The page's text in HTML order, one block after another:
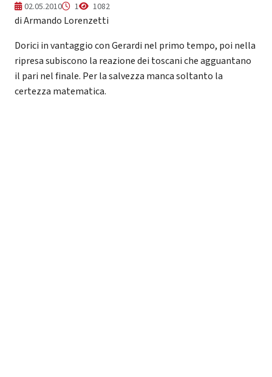
02.05.2010 1 1082
di Armando Lorenzetti
Dorici in vantaggio con Gerardi nel primo tempo, poi nella
ripresa subiscono la reazione dei toscani che agguantano
il pari nel finale. Per la salvezza manca soltanto la
certezza matematica.